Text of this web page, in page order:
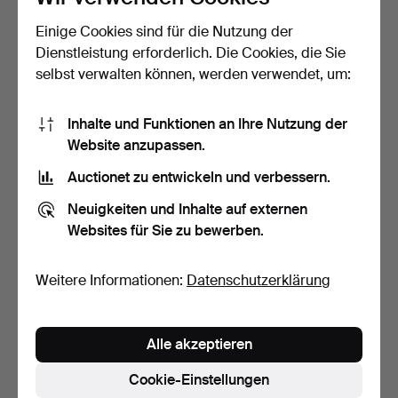
Ausgewählt von unseren Objektexperten
signiert The Bamboo King von Mats Theselius Nr:
41/360 bzw. 43//360 Exemplare für Källemo
Schweden, Sitzhöhe ca. 39 cm, Höhe 74 cm.
Zustandsbericht
Einige Cookies sind für die Nutzung der
Dienstleistung erforderlich. Die Cookies, die Sie
selbst verwalten können, werden verwendet, um:
Inhalte und Funktionen an Ihre Nutzung der
Website anzupassen.
Auctionet zu entwickeln und verbessern.
Neuigkeiten und Inhalte auf externen
Websites für Sie zu bewerben.
Weitere Informationen: Datenschutzerklärung
Cookie-Einstellungen
Alle akzeptieren